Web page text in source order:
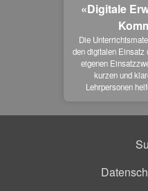
«Digitale
Die
den digitalen Einsatz
eigenen
kurzen und
Lehrpersonen